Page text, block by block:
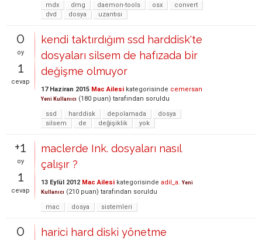
mdx
dmg daemon-tools osx
convert
dvd
dosya uzantısı
0
oy
1
cevap
kendi taktırdığım ssd harddisk'te
dosyaları silsem de hafızada bir
değişme olmuyor
17 Haziran 2015 Mac Ailesi kategorisinde cemersan
Yeni Kullanıcı (180 puan) tarafından soruldu
ssd
harddisk depolamada
dosya
silsem
de değişiklik yok
+1
oy
1
cevap
maclerde Ink. dosyaları nasıl
çalışır ?
13 Eylül 2012 Mac Ailesi kategorisinde adil_a. Yeni
Kullanıcı (210 puan) tarafından soruldu
mac
dosya sistemleri
0 harici hard diski yönetme